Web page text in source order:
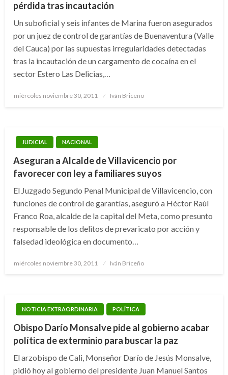
pérdida tras incautación
Un suboficial y seis infantes de Marina fueron asegurados
por un juez de control de garantías de Buenaventura (Valle
del Cauca) por las supuestas irregularidades detectadas
tras la incautación de un cargamento de cocaína en el
sector Estero Las Delicias,…
Publicado
miércoles noviembre 30, 2011 Iván Briceño
JUDICIAL NACIONAL
Aseguran a Alcalde de Villavicencio por
favorecer con ley a familiares suyos
El Juzgado Segundo Penal Municipal de Villavicencio, con
funciones de control de garantías, aseguró a Héctor Raúl
Franco Roa, alcalde de la capital del Meta, como presunto
responsable de los delitos de prevaricato por acción y
falsedad ideológica en documento…
Publicado
miércoles noviembre 30, 2011 Iván Briceño
NOTICIA EXTRAORDINARIA POLÍTICA
Obispo Darío Monsalve pide al gobierno acabar
política de exterminio para buscar la paz
El arzobispo de Cali, Monseñor Darío de Jesús Monsalve,
pidió hoy al gobierno del presidente Juan Manuel Santos